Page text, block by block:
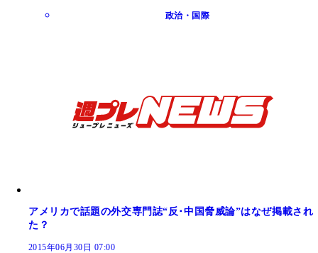
政治・国際
アメリカで話題の外交専門誌“反･中国脅威論”はなぜ掲載され
た？
2015年06月30日 07:00